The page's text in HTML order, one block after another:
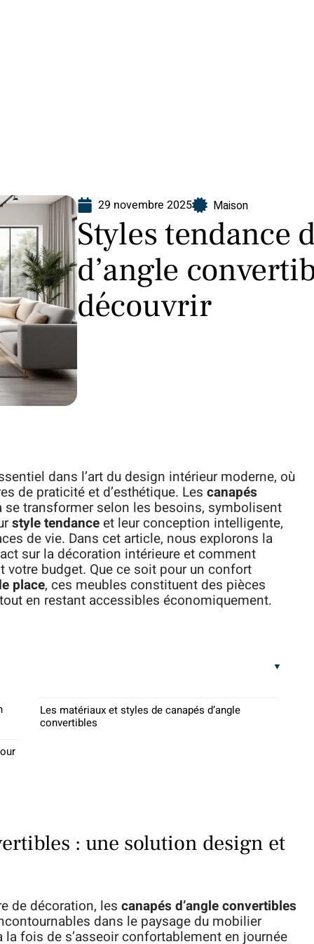
29 novembre 2025 Maison
Styles tendance
d’angle
découvrir
dans l’art du design intérieur moderne, où
de praticité et d’esthétique. Les canapés
se transformer selon les besoins, symbolisent
style tendanceet leur conception intelligente,
de vie. Dans cet article, nous explorons la
sur la décoration intérieure et comment
budget. Que ce soit pour un confort
place, ces meubles constituent des pièces
en restant accessibles économiquement.
Les matériaux et styles de canapés d’angle
convertibles
: une solution design et
de décoration, les canapés d’angle convertibles
dans le paysage du mobilier
fois de s’asseoir confortablement en journée